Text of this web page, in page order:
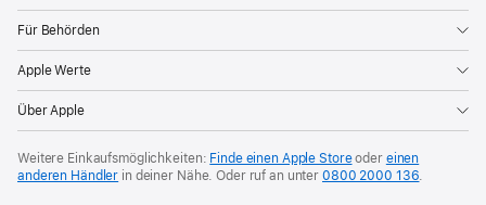
Für Behörden
Apple Werte
Über Apple
Weitere Einkaufsmöglichkeiten: Finde einen Apple Storeoder einen
anderen Händler in deiner Nähe.Oder ruf an unter0800 2000 136.